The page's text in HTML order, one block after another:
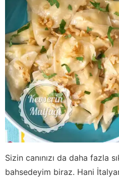
Sizin canınızı da daha fazla
bahsedeyim biraz. Hani